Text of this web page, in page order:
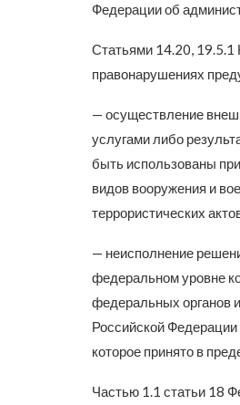
Федерации об
Статьями 14.20, 19.5.1
правонарушениях
— осуществление
услугами либо
быть использованы
видов вооружения и
террористических
— неисполнение
федеральном уровне
федеральных органов
Российской Федерации
которое принято в
Частью 1.1 статьи 18